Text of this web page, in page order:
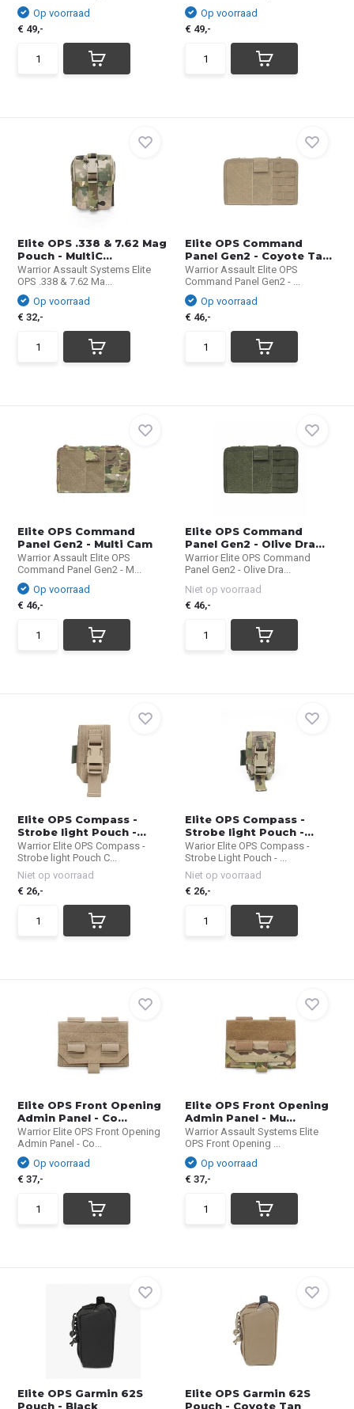
Op voorraad
€ 49,-
Op voorraad
€ 49,-
Elite OPS .338 & 7.62 Mag
Pouch - MultiC...
Warrior Assault Systems Elite
OPS .338 & 7.62 Ma...
Op voorraad
€ 32,-
Elite OPS Command
Panel Gen2 - Coyote Ta...
Warrior Assault Elite OPS
Command Panel Gen2 - ...
Op voorraad
€ 46,-
Elite OPS Command
Panel Gen2 - Multi Cam
Warrior Assault Elite OPS
Command Panel Gen2 - M...
Op voorraad
€ 46,-
Elite OPS Command
Panel Gen2 - Olive Dra...
Warrior Elite OPS Command
Panel Gen2 - Olive Dra...
Niet op voorraad
€ 46,-
Elite OPS Compass -
Strobe light Pouch -...
Warrior Elite OPS Compass -
Strobe light Pouch C...
Niet op voorraad
€ 26,-
Elite OPS Compass -
Strobe light Pouch -...
Warior Elite OPS Compass -
Strobe Light Pouch - ...
Niet op voorraad
€ 26,-
Elite OPS Front Opening
Admin Panel - Co...
Warrior Elite OPS Front Opening
Admin Panel - Co...
Op voorraad
€ 37,-
Elite OPS Front Opening
Admin Panel - Mu...
Warrior Assault Systems Elite
OPS Front Opening ...
Op voorraad
€ 37,-
Elite OPS Garmin 62S
Pouch - Black
Elite OPS Garmin 62S
Pouch - Coyote Tan